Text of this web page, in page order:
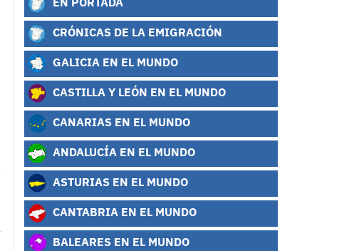
CRÓNICAS DE LA EMIGRACIÓN
GALICIA EN EL MUNDO
CASTILLA Y LEÓN EN EL MUNDO
CANARIAS EN EL MUNDO
ANDALUCÍA EN EL MUNDO
ASTURIAS EN EL MUNDO
CANTABRIA EN EL MUNDO
BALEARES EN EL MUNDO